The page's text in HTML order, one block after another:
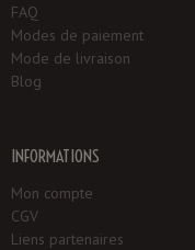
FAQ
Modes de paiement
Mode de livraison
Blog
INFORMATIONS
Mon compte
CGV
Liens partenaires